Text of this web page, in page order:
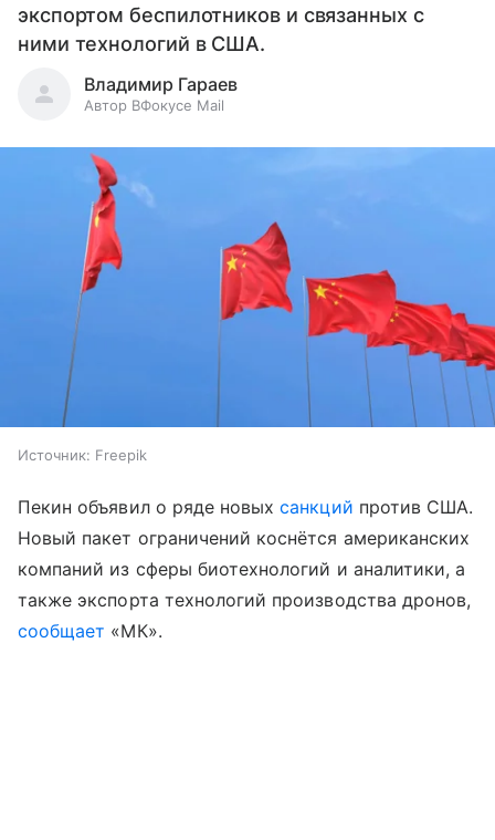
экспортом беспилотников и связанных с
ними технологий в США.
Владимир Гараев
Автор ВФокусе Mail
Источник: Freepik
Пекин объявил о ряде новыхсанкций против США.
Новый пакет ограничений коснётся американских
компаний из сферы биотехнологий и аналитики, а
также экспорта технологий производства дронов,
сообщает «МК».